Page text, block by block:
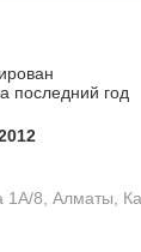
последний год
1А/8, Алматы,